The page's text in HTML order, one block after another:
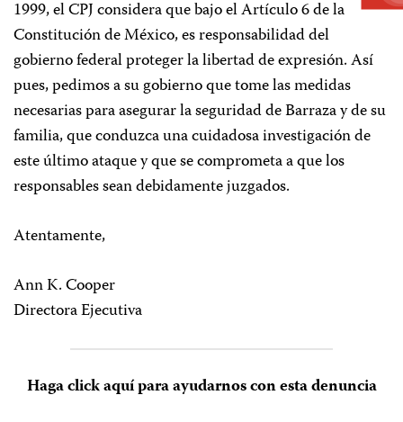
1999, el CPJ considera que bajo el Artículo 6 de la
Constitución de México, es responsabilidad del
gobierno federal proteger la libertad de expresión. Así
pues, pedimos a su gobierno que tome las medidas
necesarias para asegurar la seguridad de Barraza y de su
familia, que conduzca una cuidadosa investigación de
este último ataque y que se comprometa a que los
responsables sean debidamente juzgados.
Atentamente,
Ann K. Cooper
Directora Ejecutiva
Haga click aquí para ayudarnos con esta denuncia